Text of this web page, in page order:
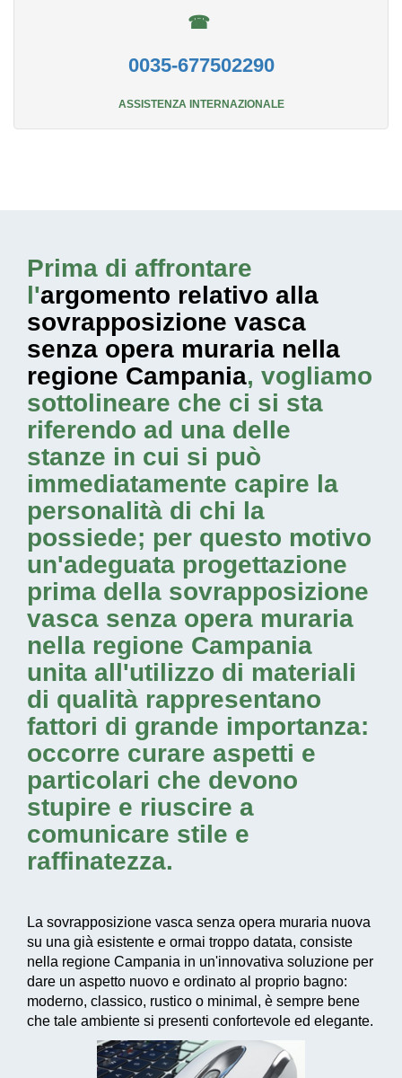
☎
0035-677502290
ASSISTENZA INTERNAZIONALE
Prima di affrontare
l'argomento relativo alla
sovrapposizione vasca
senza opera muraria nella
regione Campania, vogliamo
sottolineare che ci si sta
riferendo ad una delle
stanze in cui si può
immediatamente capire la
personalità di chi la
possiede; per questo motivo
un'adeguata progettazione
prima della sovrapposizione
vasca senza opera muraria
nella regione Campania
unita all'utilizzo di materiali
di qualità rappresentano
fattori di grande importanza:
occorre curare aspetti e
particolari che devono
stupire e riuscire a
comunicare stile e
raffinatezza.
La sovrapposizione vasca senza opera muraria nuova
su una già esistente e ormai troppo datata, consiste
nella regione Campania in un'innovativa soluzione per
dare un aspetto nuovo e ordinato al proprio bagno:
moderno, classico, rustico o minimal, è sempre bene
che tale ambiente si presenti confortevole ed elegante.